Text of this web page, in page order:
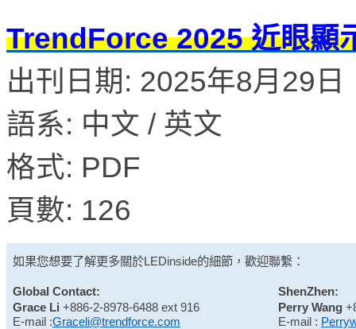
TrendForce 2025 近眼顯
出刊日期: 2025年8月29日
語系: 中文 / 英文
格式: PDF
頁數: 126
如果您想要了解更多關於LEDinside的細節，歡迎聯繫：
Global Contact:
ShenZhen:
Grace Li +886-2-8978-6488 ext 916
E-mail :Graceli@trendforce.com
Perry Wang
E-mail :